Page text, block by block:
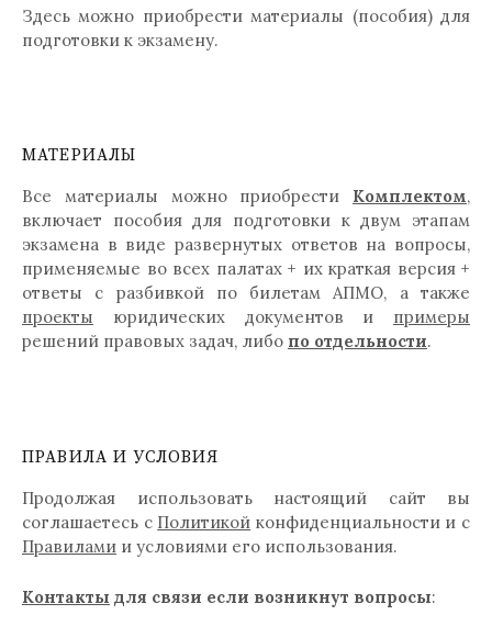
Здесь можно приобрести материалы (пособия) для
подготовки к экзамену.
МАТЕРИАЛЫ
Все материалы можно приобрести Комплектом,
включает пособия для подготовки к двум этапам
экзамена в виде развернутых ответов на вопросы,
применяемые во всех палатах + их краткая версия +
ответы с разбивкой по билетам АПМО, а также
проекты юридических документов и примеры
решений правовых задач, либо по отдельности.
ПРАВИЛА И УСЛОВИЯ
Продолжая использовать настоящий сайт вы
соглашаетесь с Политикой конфиденциальности и с
Правилами и условиями его использования.
Контакты для связи если возникнут вопросы: